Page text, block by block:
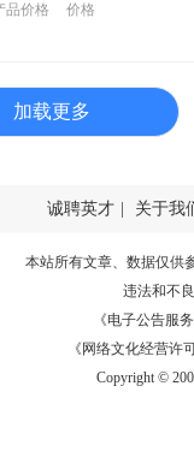
品价格 价格
加载更多
诚聘英才 关于我
本站所有文章、数据仅供
违法和不
《电子公告服务
《网络文化经营许
Copyright ©